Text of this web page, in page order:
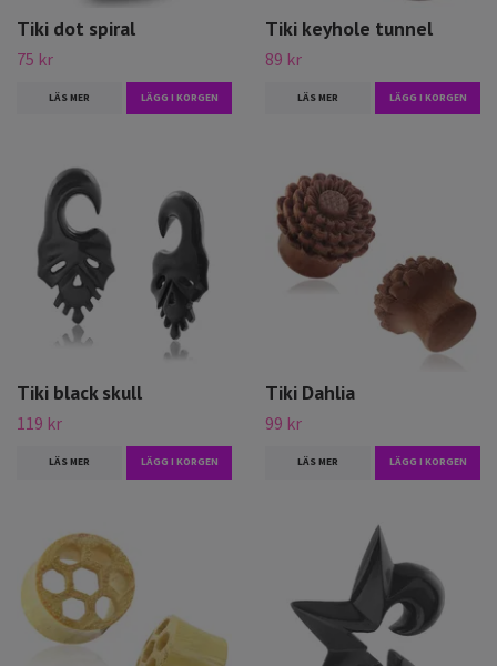
Tiki dot spiral
75 kr
LÄS MER LÄGG I KORGEN
Tiki keyhole tunnel
89 kr
LÄS MER LÄGG I KORGEN
Tiki black skull
119 kr
LÄS MER LÄGG I KORGEN
Tiki Dahlia
99 kr
LÄS MER LÄGG I KORGEN